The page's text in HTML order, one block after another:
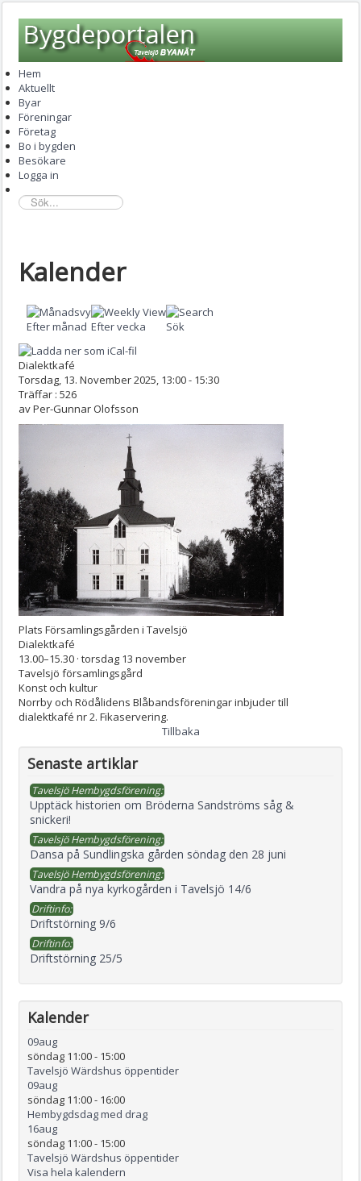
Hem
Aktuellt
Byar
Föreningar
Företag
Bo i bygden
Besökare
Logga in
sök...
Kalender
Efter månad Efter vecka Sök
Dialektkafé
Torsdag, 13. November 2025, 13:00 - 15:30
Träffar : 526
avPer-Gunnar Olofsson
Plats Församlingsgården i Tavelsjö
Dialektkafé
13.00–15.30 · torsdag 13 november
Tavelsjö församlingsgård
Konst och kultur
Norrby och Rödålidens Blåbandsföreningar inbjuder till
dialektkafé nr 2. Fikaservering.
Tillbaka
Senaste artiklar
Tavelsjö Hembygdsförening:
Upptäck historien om Bröderna Sandströms såg &
snickeri!
Tavelsjö Hembygdsförening:
Dansa på Sundlingska gården söndag den 28 juni
Tavelsjö Hembygdsförening:
Vandra på nya kyrkogården i Tavelsjö 14/6
Driftinfo:
Driftstörning 9/6
Driftinfo:
Driftstörning 25/5
Kalender
09aug
söndag 11:00- 15:00
Tavelsjö Wärdshus öppentider
09aug
söndag 11:00- 16:00
Hembygdsdag med drag
16aug
söndag 11:00- 15:00
Tavelsjö Wärdshus öppentider
Visa hela kalendern